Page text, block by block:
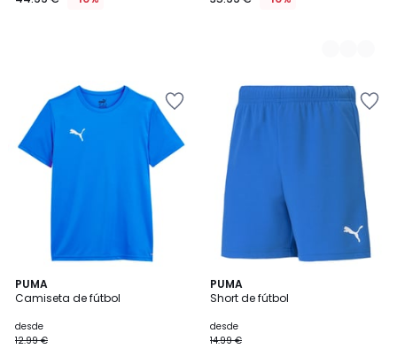
PUMA
Camiseta de fútbol
desde
12.99 €
5
/
5
Colores
PUMA
Short de fútbol
desde
14.99 €
4,1
/ 5
4
Colores